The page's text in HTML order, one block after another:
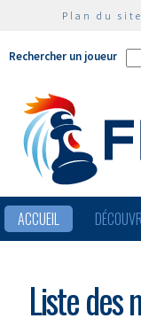
Plan du site
Rechercher un joueur
ACCUEIL
Liste des